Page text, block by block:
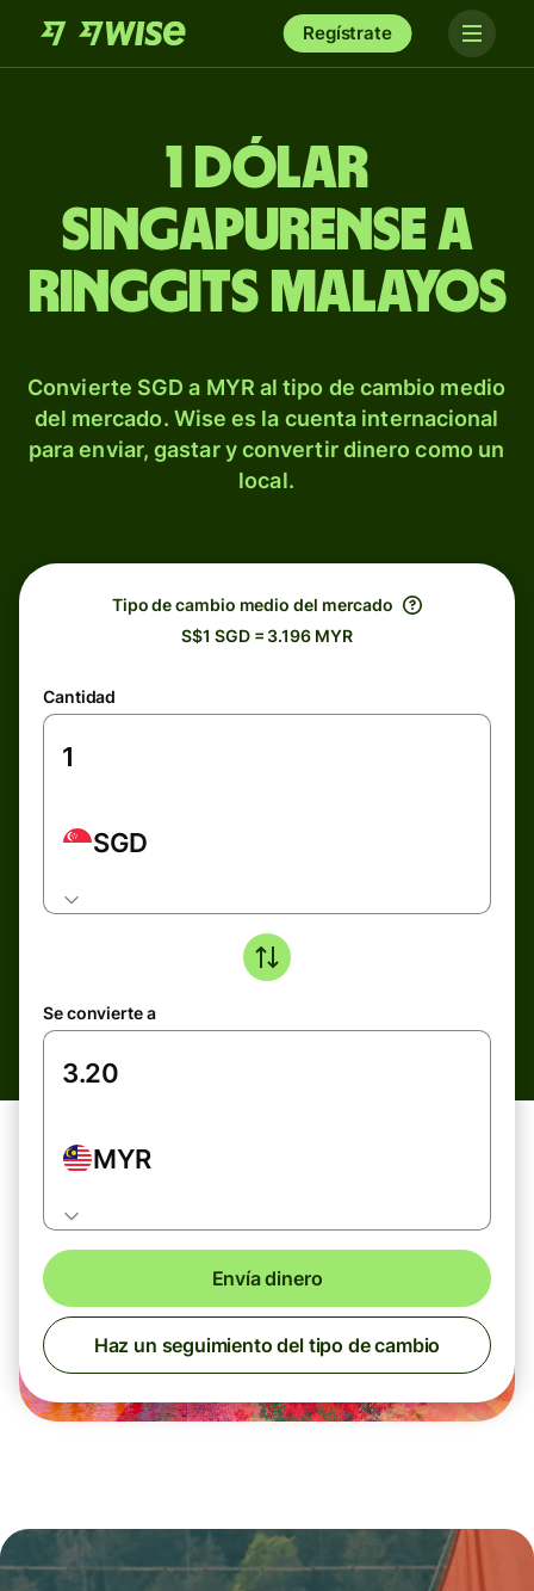
Regístrate
1 dólar
singapurense a
ringgits malayos
Convierte SGD a MYR al tipo de cambio medio
del mercado. Wise es la cuenta internacional
para enviar, gastar y convertir dinero como un
local.
Tipo de cambio medio del mercado
S$1 SGD = 3.196 MYR
Cantidad
SGD
Se convierte a
MYR
Envía dinero
Haz un seguimiento del tipo de cambio